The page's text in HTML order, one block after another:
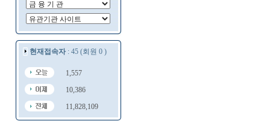
현재접속자: 45 (회원 0 )
1,557
10,386
11,828,109